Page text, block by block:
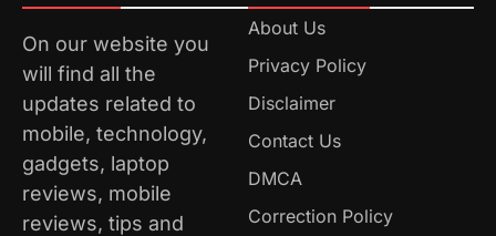
On our website you
will find all the
updates related to
mobile, technology,
gadgets, laptop
reviews, mobile
reviews, tips and
About Us
Privacy Policy
Disclaimer
Contact Us
DMCA
Correction Policy